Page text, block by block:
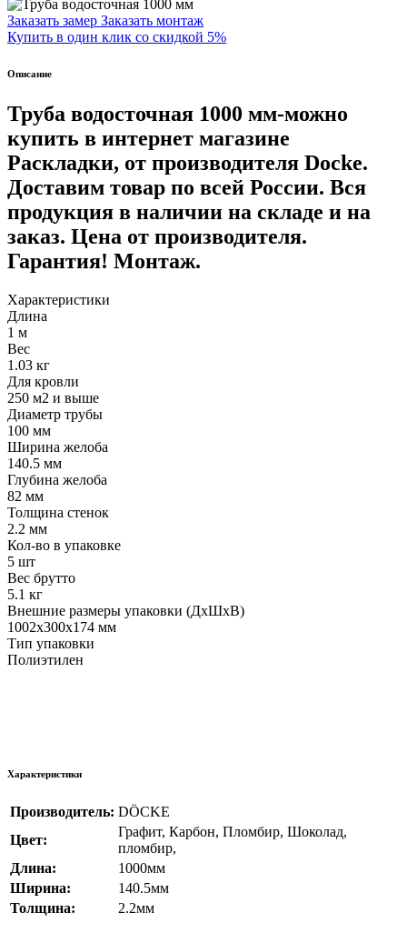
Заказать замер Заказать монтаж
Купить в один клик со скидкой 5%
Описание
Труба водосточная 1000 мм-можно
купить в интернет магазине
Раскладки, от производителя Docke.
Доставим товар по всей России. Вся
продукция в наличии на складе и на
заказ. Цена от производителя.
Гарантия! Монтаж.
Характеристики
Длина
1 м
Вес
1.03 кг
Для кровли
250 м2 и выше
Диаметр трубы
100 мм
Ширина желоба
140.5 мм
Глубина желоба
82 мм
Толщина стенок
2.2 мм
Кол-во в упаковке
5 шт
Вес брутто
5.1 кг
Внешние размеры упаковки (ДхШхВ)
1002x300x174 мм
Тип упаковки
Полиэтилен
Характеристики
Производитель: DÖCKE
Цвет:
Графит, Карбон, Пломбир, Шоколад,
пломбир,
Длина:
1000мм
Ширина:
140.5мм
Толщина:
2.2мм